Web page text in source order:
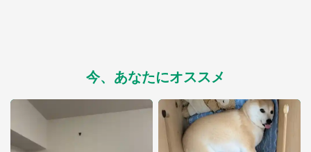
今、あなたにオススメ